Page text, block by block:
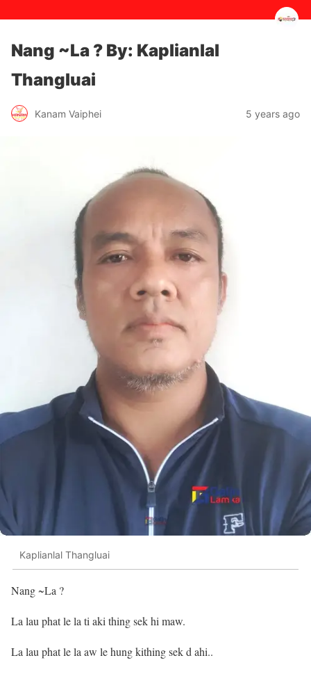
Nang ~La ? By: Kaplianlal
Thangluai
Kanam Vaiphei 5 years ago
Kaplianlal Thangluai
Nang ~La ?
La lau phat le la ti aki thing sek hi maw.
La lau phat le la aw le hung kithing sek d ahi..